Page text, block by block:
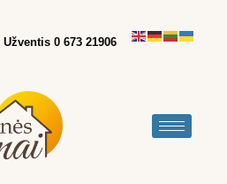
Užventis 0 673 21906